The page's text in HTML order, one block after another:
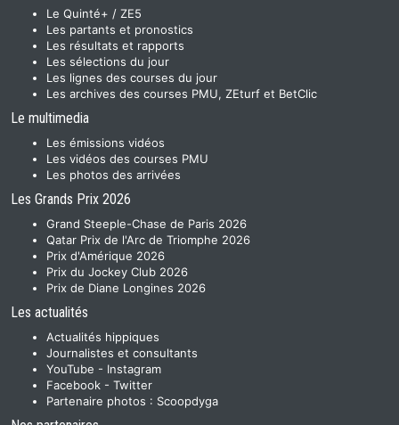
Le Quinté+ / ZE5
Les partants et pronostics
Les résultats et rapports
Les sélections du jour
Les lignes des courses du jour
Les archives des courses PMU, ZEturf et BetClic
Le multimedia
Les émissions vidéos
Les vidéos des courses PMU
Les photos des arrivées
Les Grands Prix 2026
Grand Steeple-Chase de Paris 2026
Qatar Prix de l'Arc de Triomphe 2026
Prix d'Amérique 2026
Prix du Jockey Club 2026
Prix de Diane Longines 2026
Les actualités
Actualités hippiques
Journalistes et consultants
YouTube - Instagram
Facebook - Twitter
Partenaire photos : Scoopdyga